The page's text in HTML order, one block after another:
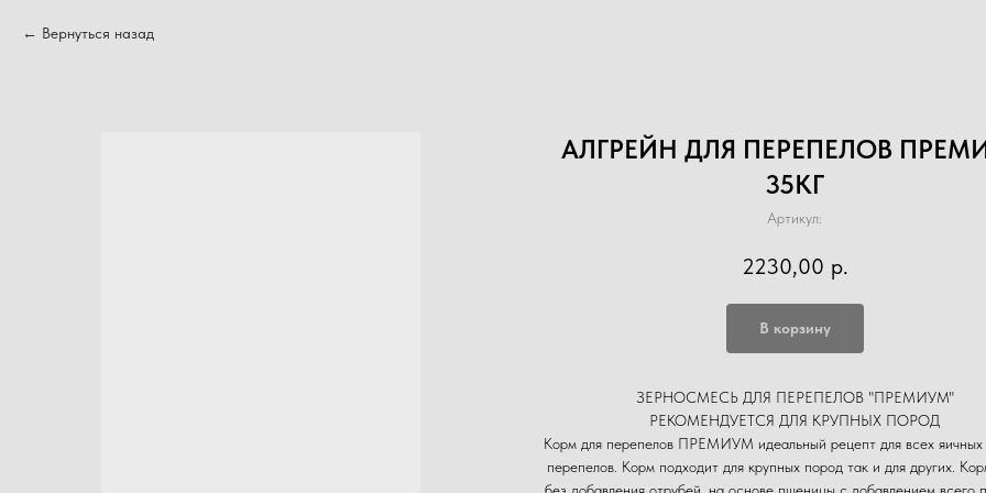
Вернуться назад
АЛГРЕЙН ДЛЯ ПЕРЕПЕЛОВ
35КГ
Артикул:
2230,00 р.
В корзину
ЗЕРНОСМЕСЬ ДЛЯ ПЕРЕПЕЛОВ "ПРЕМИУМ"
РЕКОМЕНДУЕТСЯ ДЛЯ КРУПНЫХ ПОРОД
Корм для перепелов ПРЕМИУМ идеальный рецепт для всех яичных
перепелов. Корм подходит для крупных пород так и для других.